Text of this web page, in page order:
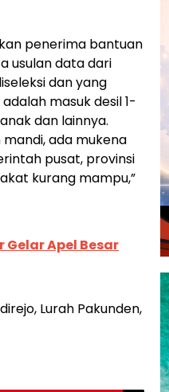
penerima bantuan
usulan data dari
dan yang
masuk desil 1-
dan lainnya.
ada mukena
pusat, provinsi
kurang mampu,”
Apel Besar
Lurah Pakunden,